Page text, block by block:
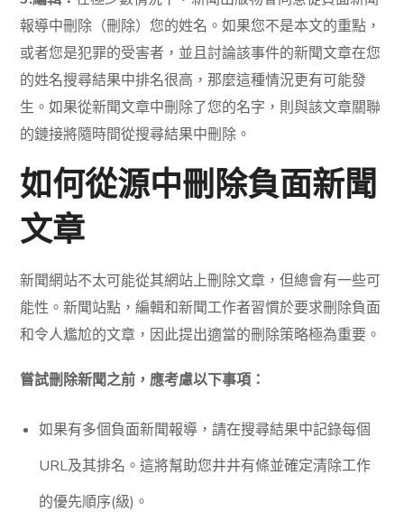
報導中刪除（刪除）您的姓名。如果您不是本文的重點，
或者您是犯罪的受害者，並且討論該事件的新聞文章在您
的姓名搜尋結果中排名很高，那麼這種情況更有可能發
生。如果從新聞文章中刪除了您的名字，則與該文章關聯
的鏈接將隨時間從搜尋結果中刪除。
如何從源中刪除負面新聞
文章
新聞網站不太可能從其網站上刪除文章，但總會有一些可
能性。新聞站點，編輯和新聞工作者習慣於要求刪除負面
和令人尷尬的文章，因此提出適當的刪除策略極為重要。
嘗試刪除新聞之前，應考慮以下事項：
如果有多個負面新聞報導，請在搜尋結果中記錄每個
URL及其排名。這將幫助您井井有條並確定清除工作
的優先順序(級)。